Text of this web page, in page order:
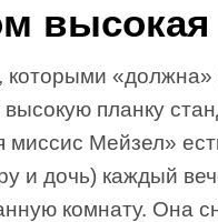
высокая
которыми
высокую планку
миссис Мейзел»
и дочь) каждый
комнату. Она